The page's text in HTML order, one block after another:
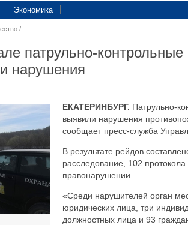
Экономика
/
патрульно-контрольные
нарушения
ЕКАТЕРИНБУРГ. Патрульно-
выявили нарушения
сообщает пресс-служба
В результате рейдов
расследование, 102
правонарушении.
«Среди нарушителей орган
юридических лица, три
должностных лица и 93